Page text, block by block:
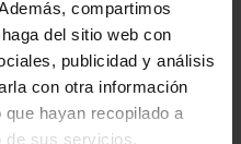
compartimos
del sitio web con
publicidad y análisis
con otra información
hayan recopilado a
de sus servicios.